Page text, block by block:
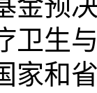
卫生
家和